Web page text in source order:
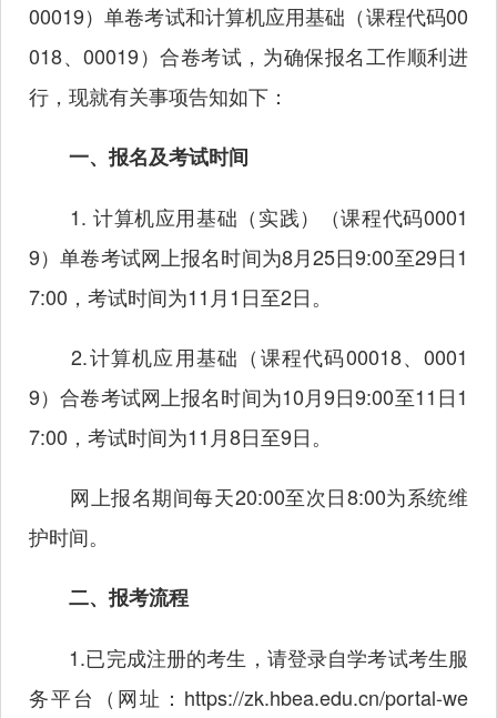
00019）单卷考试和计算机应用基础（课程代码00
018、00019）合卷考试，为确保报名工作顺利进
行，现就有关事项告知如下：
一、报名及考试时间
1. 计算机应用基础（实践）（课程代码0001
9）单卷考试网上报名时间为8月25日9:00至29日1
7:00，考试时间为11月1日至2日。
2.计算机应用基础（课程代码00018、0001
9）合卷考试网上报名时间为10月9日9:00至11日1
7:00，考试时间为11月8日至9日。
网上报名期间每天20:00至次日8:00为系统维
护时间。
二、报考流程
1.已完成注册的考生，请登录自学考试考生服
务平台（网址： https://zk.hbea.edu.cn/portal-we